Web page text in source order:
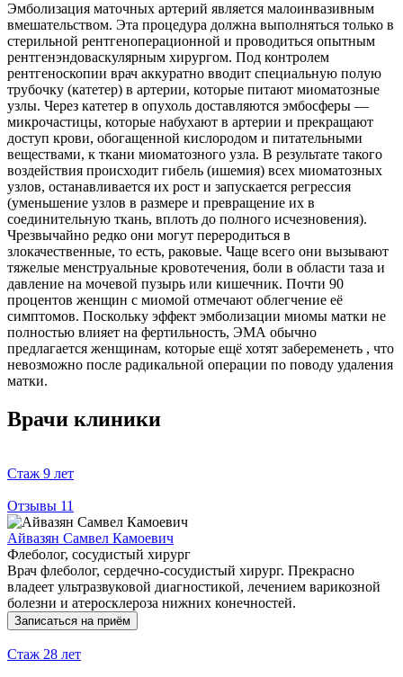
Эмболизация маточных артерий является малоинвазивным
вмешательством. Эта процедура должна выполняться только в
стерильной рентгеноперационной и проводиться опытным
рентгенэндоваскулярным хирургом. Под контролем
рентгеноскопии врач аккуратно вводит специальную полую
трубочку (катетер) в артерии, которые питают миоматозные
узлы. Через катетер в опухоль доставляются эмбосферы —
микрочастицы, которые набухают в артерии и прекращают
доступ крови, обогащенной кислородом и питательными
веществами, к ткани миоматозного узла. В результате такого
воздействия происходит гибель (ишемия) всех миоматозных
узлов, останавливается их рост и запускается регрессия
(уменьшение узлов в размере и превращение их в
соединительную ткань, вплоть до полного исчезновения).
Чрезвычайно редко они могут переродиться в
злокачественные, то есть, раковые. Чаще всего они вызывают
тяжелые менструальные кровотечения, боли в области таза и
давление на мочевой пузырь или кишечник. Почти 90
процентов женщин с миомой отмечают облегчение её
симптомов. Поскольку эффект эмболизации миомы матки не
полностью влияет на фертильность, ЭМА обычно
предлагается женщинам, которые ещё хотят забеременеть , что
невозможно после радикальной операции по поводу удаления
матки.
Врачи клиники
Стаж 9 лет
Отзывы 11
Айвазян Самвел Камоевич
Флеболог, сосудистый хирург
Врач флеболог, сердечно-сосудистый хирург. Прекрасно
владеет ультразвуковой диагностикой, лечением варикозной
болезни и атеросклероза нижних конечностей.
Записаться на приём
Стаж 28 лет